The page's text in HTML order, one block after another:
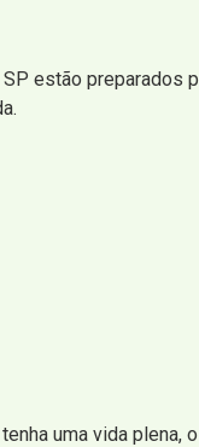
estão preparados
uma vida plena,